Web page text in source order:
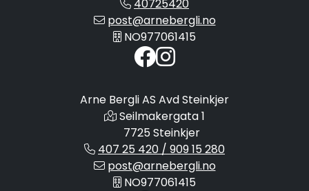
40725420
post@arnebergli.no
NO977061415
Arne Bergli AS Avd Steinkjer
Seilmakergata 1
7725 Steinkjer
407 25 420 / 909 15 280
post@arnebergli.no
NO977061415